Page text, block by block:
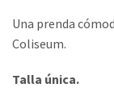
Una prenda
Coliseum.
Talla única.